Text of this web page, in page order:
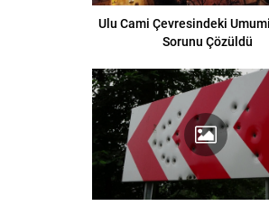
Ulu Cami Çevresindeki
Sorunu Çözüldü